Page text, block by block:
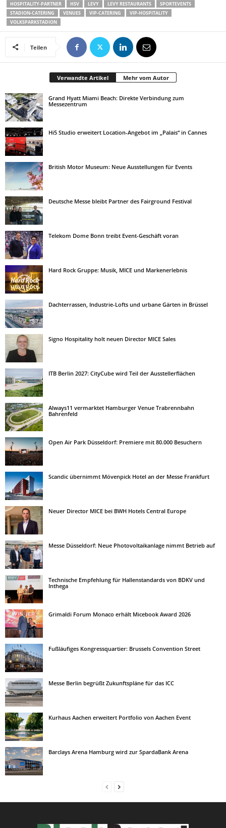
HOSPITALITY-PARTNER
HSV LEVY LEVY RESTAURANTS
SPORTEVENTS
STADION-CATERING
VENUES VIP-CATERING
VIP-HOSPITALITY
VOLKSPARKSTADION
Teilen
Verwandte Artikel Mehr vom Autor
Grand Hyatt Miami Beach: Direkte Verbindung zum
Messezentrum
Hi5 Studio erweitert Location-Angebot im „Palais“ in Cannes
British Motor Museum: Neue Ausstellungen für Events
Deutsche Messe bleibt Partner des Fairground Festival
Telekom Dome Bonn treibt Event-Geschäft voran
Hard Rock Gruppe: Musik, MICE und Markenerlebnis
Dachterrassen, Industrie-Lofts und urbane Gärten in Brüssel
Signo Hospitality holt neuen Director MICE Sales
ITB Berlin 2027: CityCube wird Teil der Ausstellerflächen
Always11 vermarktet Hamburger Venue Trabrennbahn
Bahrenfeld
Open Air Park Düsseldorf: Premiere mit 80.000 Besuchern
Scandic übernimmt Mövenpick Hotel an der Messe Frankfurt
Neuer Director MICE bei BWH Hotels Central Europe
Messe Düsseldorf: Neue Photovoltaikanlage nimmt Betrieb auf
Technische Empfehlung für Hallenstandards von BDKV und
Inthega
Grimaldi Forum Monaco erhält Micebook Award 2026
Fußläufiges Kongressquartier: Brussels Convention Street
Messe Berlin begrüßt Zukunftspläne für das ICC
Kurhaus Aachen erweitert Portfolio von Aachen Event
Barclays Arena Hamburg wird zur SpardaBank Arena